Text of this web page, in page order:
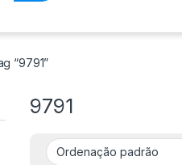
“9791”
9791